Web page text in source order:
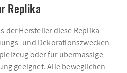
Replika
der Hersteller diese Replika
und Dekorationszwecken
oder für übermässige
geeignet. Alle beweglichen